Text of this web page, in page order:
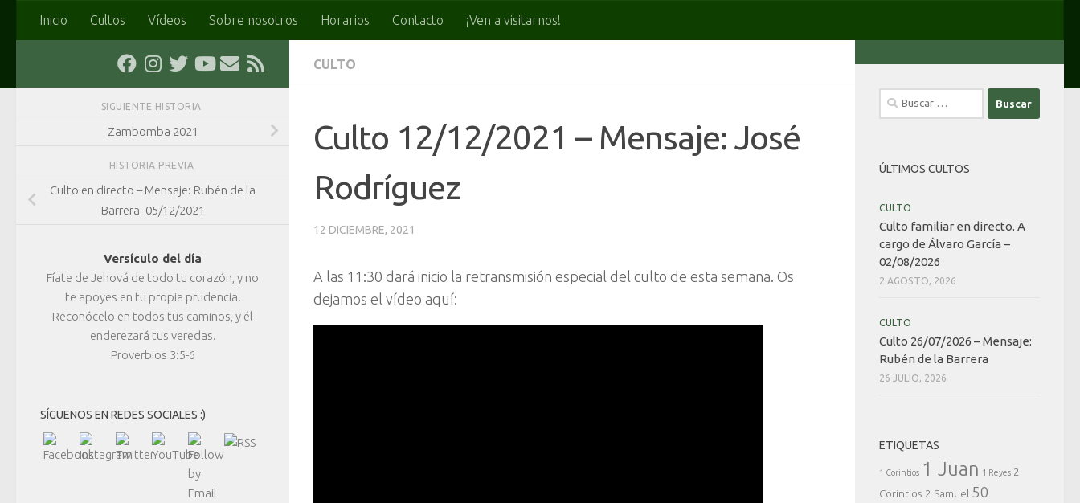
Saltar al contenido
Inicio Cultos Vídeos Sobre nosotros Horarios Contacto ¡Ven a visitarnos!
CULTO
Culto 12/12/2021 – Mensaje: José
Rodríguez
12 DICIEMBRE, 2021
A las 11:30 dará inicio la retransmisión especial del culto de esta semana. Os
dejamos el vídeo aquí:
SIGUIENTE HISTORIA
Zambomba 2021
HISTORIA PREVIA
Culto en directo – Mensaje: Rubén de la
Barrera- 05/12/2021
Versículo del día
Fíate de Jehová de todo tu corazón, y no
te apoyes en tu propia prudencia.
Reconócelo en todos tus caminos, y él
enderezará tus veredas.
Proverbios 3:5-6
SÍGUENOS EN REDES SOCIALES :)
Buscar:
ÚLTIMOS CULTOS
CULTO
Culto familiar en directo. A
cargo de Álvaro García –
02/08/2026
2 AGOSTO, 2026
CULTO
Culto 26/07/2026 – Mensaje:
Rubén de la Barrera
26 JULIO, 2026
ETIQUETAS
1 Corintios 1 Juan 1 Reyes 2
Corintios 2 Samuel 50